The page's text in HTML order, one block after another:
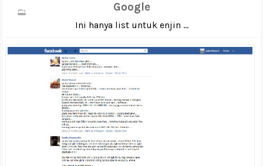
Google
Ini hanya list untuk enjin ...